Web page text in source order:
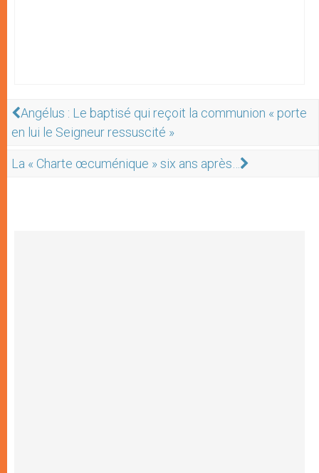
Angélus : Le baptisé qui reçoit la communion « porte
en lui le Seigneur ressuscité »
La « Charte œcuménique » six ans après…